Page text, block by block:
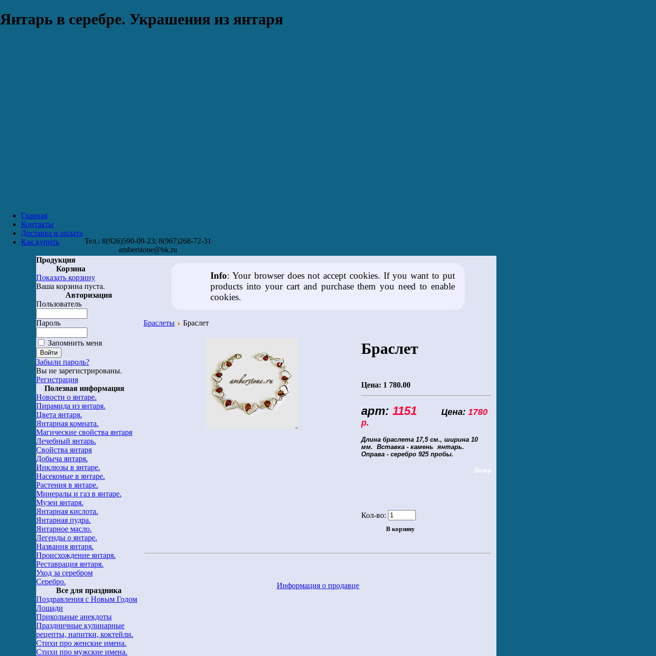
Янтарь в серебре. Украшения из янтаря
Главная
Контакты
Доставка и оплата
Как купить
Тел.: 8(926)590-09-23; 8(967)268-72-31
amberstone@bk.ru
Продукция
Корзина
Показать корзину
Ваша корзина пуста.
Авторизация
Пользователь
Пароль
Запомнить меня
Забыли пароль?
Вы не зарегистрированы.
Регистрация
Полезная информация
Новости о янтаре.
Пирамида из янтаря.
Цвета янтаря.
Янтарная комната.
Магические свойства янтаря
Лечебный янтарь.
Свойства янтаря
Добыча янтаря.
Инклюзы в янтаре.
Насекомые в янтаре.
Растения в янтаре.
Минералы и газ в янтаре.
Музеи янтаря.
Янтарная кислота.
Янтарная пудра.
Янтарное масло.
Легенды о янтаре.
Названия янтаря.
Происхождение янтаря.
Реставрация янтаря.
Уход за серебром
Серебро.
Все для праздника
Поздравления с Новым Годом
Лошади
Прикольные анекдоты
Праздничные кулинарные
рецепты, напитки, коктейли.
Стихи про женские имена.
Стихи про мужские имена.
Info: Your browser does not accept cookies. If you want to put
products into your cart and purchase them you need to enable
cookies.
Браслеты Браслет
Браслет
Цена: 1 780.00
арт: 1151 Цена: 1780
р.
Длина браслета 17,5 см., ширина 10
мм. Вставка - камень янтарь.
Оправа - серебро 925 пробы.
Бижу
Кол-во:
Информация о продавце